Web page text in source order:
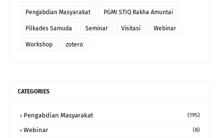
Pengabdian Masyarakat PGMI STIQ Rakha Amuntai
Pilkades Samuda Seminar Visitasi Webinar
Workshop zotero
CATEGORIES
Pengabdian Masyarakat (195)
Webinar (8)